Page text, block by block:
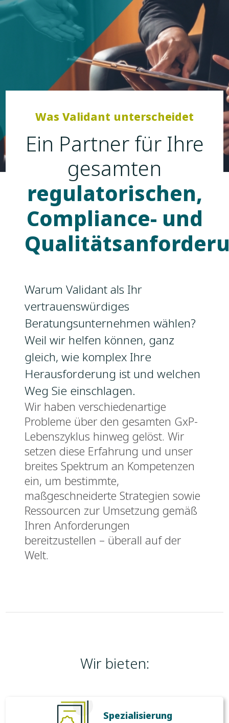
Was Validant unterscheidet
Ein Partner für Ihre
gesamten
regulatorischen,
Compliance- und
Warum Validant als Ihr
vertrauenswürdiges
Beratungsunternehmen wählen?
Weil wir helfen können, ganz
gleich, wie komplex Ihre
Herausforderung ist und welchen
Weg Sie einschlagen.
Wir haben verschiedenartige
Probleme über den gesamten GxP-
Lebenszyklus hinweg gelöst. Wir
setzen diese Erfahrung und unser
breites Spektrum an Kompetenzen
ein, um bestimmte,
maßgeschneiderte Strategien sowie
Ressourcen zur Umsetzung gemäß
Ihren Anforderungen
bereitzustellen – überall auf der
Welt.
Wir bieten:
Spezialisierung